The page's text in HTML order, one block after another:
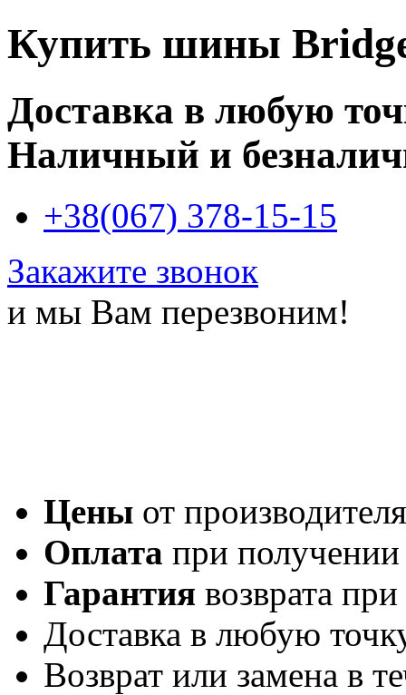
Купить шины
Доставка в любую
Наличный и
+38(067) 378-15-15
Закажите звонок
и мы Вам перезвоним!
Цены от производителя
Оплата при получении
Гарантия возврата
Доставка в любую
Возврат или замена в